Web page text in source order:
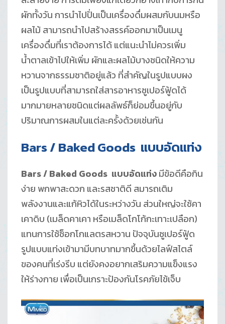
ผักทั้งวัน การนำไปปั่นเป็นเครื่องดื่มผสมกับนมหรือ
ผลไม้ สามารถนำไปสร้างสรรค์ออกมาเป็นเมนู
เครื่องดื่มที่เราต้องการได้ แต่แนะนำไม่ควรเพิ่ม
น้ำตาลเข้าไปให้เพิ่ม ผักและผลไม้บางชนิดให้ความ
หวานจากธรรมชาติอยู่แล้ว ที่สำคัญในรูปแบบผง
เป็นรูปแบบที่สามารถใส่สารอาหารซูเปอร์ฟู้ดได้
มากมายหลายชนิดแต่ผลลัพธ์ก็ย่อมขึ้นอยู่กับ
ปริมาณการผสมในแต่ละครั้งด้วยเช่นกัน
Bars / Baked Goods แบบอัดแท่ง
Bars / Baked Goods แบบอัดแท่งมีข้อดีคือกิน
ง่าย พกพาสะดวก และรสชาติดี สมารถเติม
พลังงานและแก้หิวได้ในระหว่างวัน ส่วนใหญ่จะใช้คา
เคาดิบ (เมล็ดคาเคา หรือเมล็ดโกโก้กะเทาะเปลือก)
แทนการใช้ช็อกโกแลตรสหวาน ปัจจุบันซูเปอร์ฟู้ด
รูปแบบแท่งเข้ามามีบทบาทมากขึ้นด้วยไลฟ์สไตล์
ของคนที่เร่งรีบ แต่ยังคงอยากเสริมความแข็งแรง
ให้ร่างกาย เพื่อเป็นเกราะป้องกันโรคภัยไข้เจ็บ